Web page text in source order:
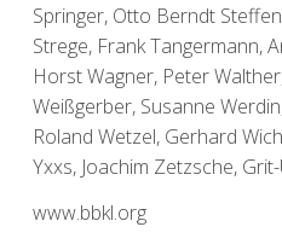
Springer, Otto Berndt
Strege, Frank Tangermann,
Horst Wagner, Peter
Weißgerber, Susanne
Roland Wetzel, Gerhard
Yxxs, Joachim Zetzsche,
www.bbkl.org